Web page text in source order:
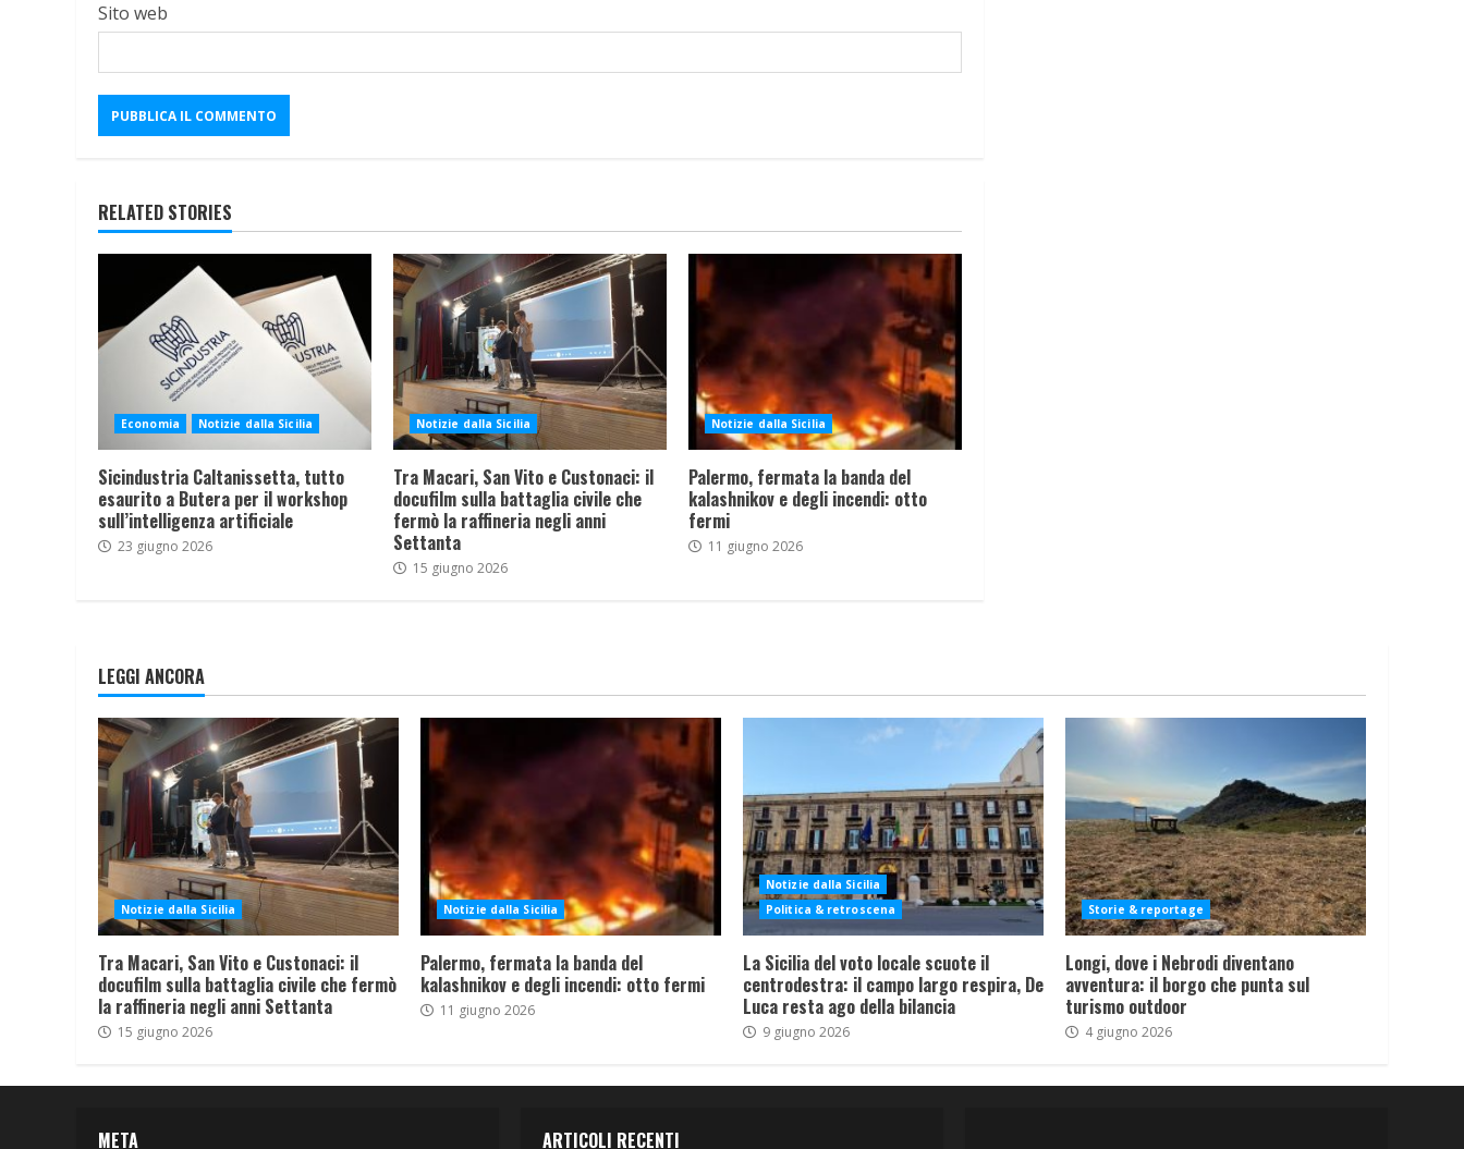
Sito web
RELATED STORIES
Economia Notizie dalla Sicilia
Sicindustria Caltanissetta, tutto
esaurito a Butera per il workshop
sull’intelligenza artificiale
23 giugno 2026
Notizie dalla Sicilia
Tra Macari, San Vito e Custonaci: il
docufilm sulla battaglia civile che
fermò la raffineria negli anni
Settanta
15 giugno 2026
Notizie dalla Sicilia
Palermo, fermata la banda del
kalashnikov e degli incendi: otto
fermi
11 giugno 2026
LEGGI ANCORA
Notizie dalla Sicilia
Tra Macari, San Vito e Custonaci: il
docufilm sulla battaglia civile che fermò
la raffineria negli anni Settanta
15 giugno 2026
Notizie dalla Sicilia
Palermo, fermata la banda del
kalashnikov e degli incendi: otto fermi
11 giugno 2026
Notizie dalla Sicilia
Politica & retroscena
La Sicilia del voto locale scuote il
centrodestra: il campo largo respira, De
Luca resta ago della bilancia
9 giugno 2026
Storie & reportage
Longi, dove i Nebrodi diventano
avventura: il borgo che punta sul
turismo outdoor
4 giugno 2026
META ARTICOLI RECENTI